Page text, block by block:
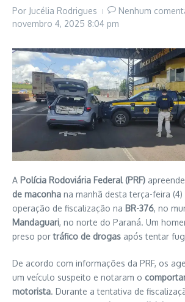
Por Jucélia Rodrigues
Nenhum
novembro 4, 2025 8:04 pm
A Polícia Rodoviária Federal (PRF)
de maconha na manhã desta terça-feira
operação de fiscalização na BR-376, no
Mandaguari, no norte do Paraná. Um
preso portráfico de drogas após tentar
De acordo com informações da PRF, os
um veículo suspeito e notaram o
motorista. Durante a tentativa de